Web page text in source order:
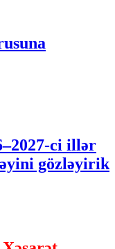
ci illər
gözləyirik